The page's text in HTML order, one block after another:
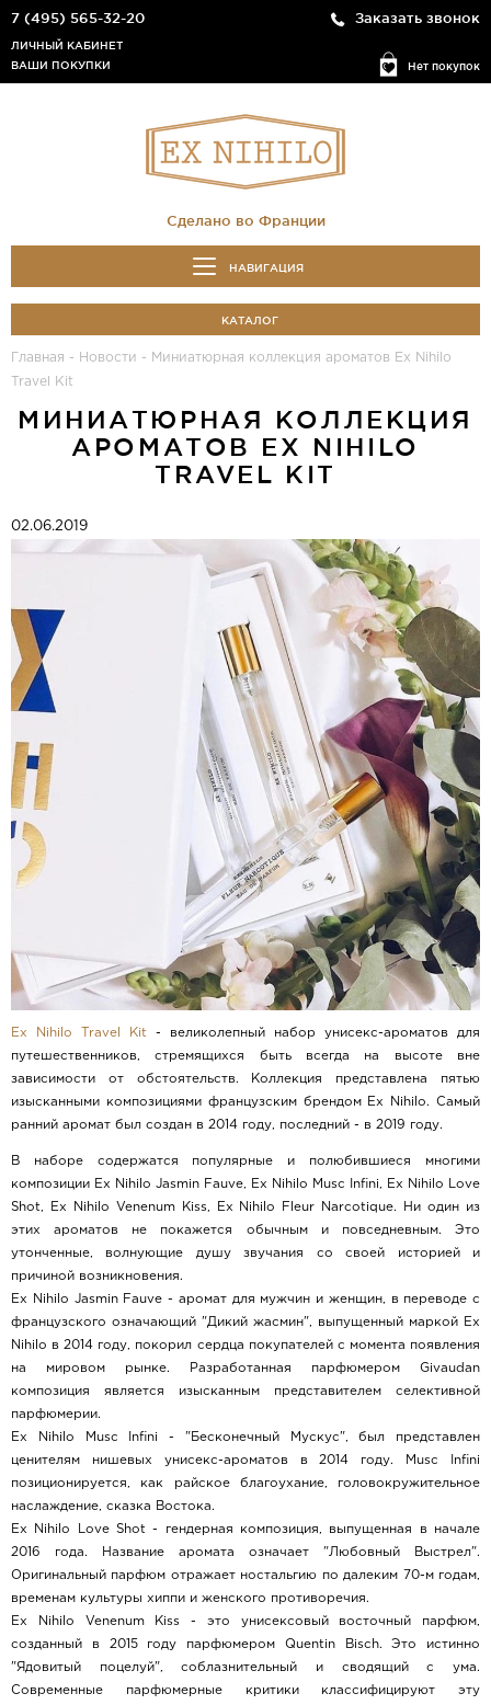
7 (495) 565-32-20 Заказать звонок
Нет покупок
ЛИЧНЫЙ КАБИНЕТ
ВАШИ ПОКУПКИ
Сделано во Франции
НАВИГАЦИЯ
КАТАЛОГ
Главная - Новости -
Миниатюрная коллекция ароматов ​​Ex Nihilo
Travel Kit
МИНИАТЮРНАЯ КОЛЛЕКЦИЯ
АРОМАТОВ ​​EX NIHILO
TRAVEL KIT
02.06.2019
Ex Nihilo Travel Kit - великолепный набор унисекс-ароматов для
путешественников, стремящихся быть всегда на высоте вне
зависимости от обстоятельств. Коллекция представлена пятью
изысканными композициями французским брендом Ex Nihilo. Самый
ранний аромат был создан в 2014 году, последний - в 2019 году.
В наборе содержатся популярные и полюбившиеся многими
композиции Ex Nihilo Jasmin Fauve, Ex Nihilo Musc Infini, Ex Nihilo Love
Shot, Ex Nihilo Venenum Кiss, Ex Nihilo Fleur Narcotique. Ни один из
этих ароматов не покажется обычным и повседневным. Это
утонченные, волнующие душу звучания со своей историей и
причиной возникновения.
Ex Nihilo Jasmin Fauve - аромат для мужчин и женщин, в переводе с
французского означающий "Дикий жасмин", выпущенный маркой Ex
Nihilo в 2014 году, покорил сердца покупателей с момента появления
на мировом рынке. Разработанная парфюмером Givaudan
композиция является изысканным представителем селективной
парфюмерии.
Ex Nihilo Musc Infini - "Бесконечный Мускус", был представлен
ценителям нишевых унисекс-ароматов в 2014 году. Musc Infini
позиционируется, как райское благоухание, головокружительное
наслаждение, сказка Востока.
Ex Nihilo Love Shot - гендерная композиция, выпущенная в начале
2016 года. Название аромата означает "Любовный Выстрел".
Оригинальный парфюм отражает ностальгию по далеким 70-м годам,
временам культуры хиппи и женского противоречия.
Ex Nihilo Venenum Кiss - это унисексовый восточный парфюм,
созданный в 2015 году парфюмером Quentin Bisch. Это истинно
"Ядовитый поцелуй", соблазнительный и сводящий с ума.
Современные парфюмерные критики классифицируют эту